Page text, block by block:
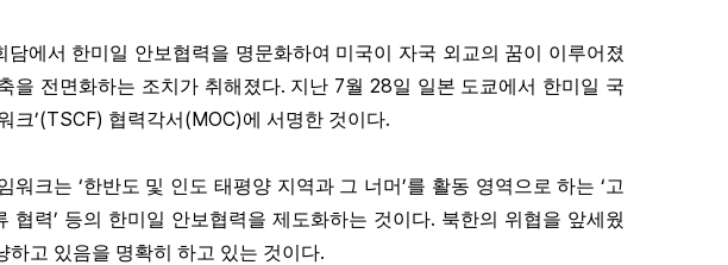
에서 한미일 안보협력을 명문화하여 미국이 자국 외교의 꿈이 이루어졌
을 전면화하는 조치가 취해졌다. 지난 7월 28일 일본 도쿄에서 한미일 국
크’(TSCF) 협력각서 (MOC)에 서명한 것이다.
워크는 ‘한반도 및 인도 태평양 지역과 그 너머’를 활동 영역으로 하는 ‘고
협력’ 등의 한미일 안보협력을 제도화하는 것이다. 북한의 위협을 앞세웠
하고 있음을 명확히 하고 있는 것이다.